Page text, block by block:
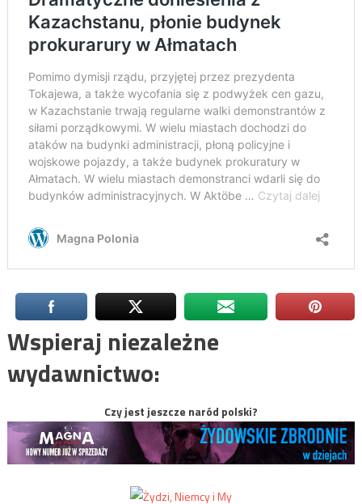
Wspieraj niezależne
wydawnictwo:
Czy jest jeszcze naród polski?